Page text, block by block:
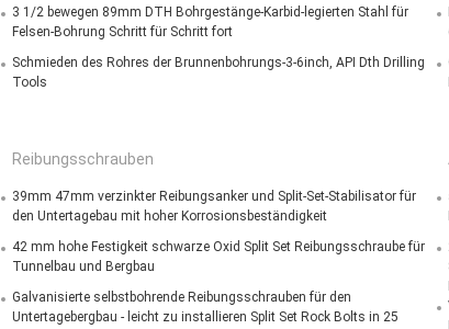
3 1/2 bewegen 89mm DTH Bohrgestänge-Karbid-legierten Stahl für
Felsen-Bohrung Schritt für Schritt fort
Schmieden des Rohres der Brunnenbohrungs-3-6inch, API Dth Drilling
Tools
Reibungsschrauben
39mm 47mm verzinkter Reibungsanker und Split-Set-Stabilisator für
den Untertagebau mit hoher Korrosionsbeständigkeit
42 mm hohe Festigkeit schwarze Oxid Split Set Reibungsschraube für
Tunnelbau und Bergbau
Galvanisierte selbstbohrende Reibungsschrauben für den
Untertagebergbau - leicht zu installieren Split Set Rock Bolts in 25